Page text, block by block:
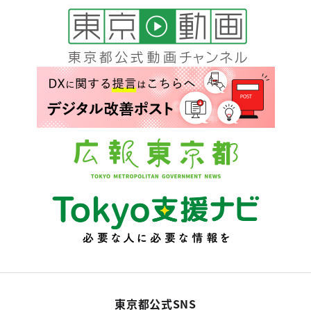
東京都公式SNS